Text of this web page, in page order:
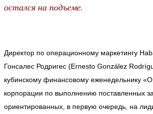
остался на подъеме.
Директор по операционному маркетингу
Гонсалес Родригес (Ernesto González
кубинскому финансовому еженедельнику
корпорации по выполнению поставленных
ориентированных, в первую очередь, на